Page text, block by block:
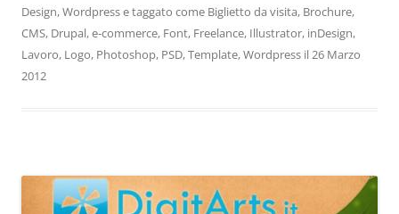
Design,Wordpresse taggato come Biglietto da visita, Brochure,
CMS, Drupal,e-commerce, Font, Freelance, Illustrator, inDesign,
Lavoro, Logo, Photoshop, PSD,Template,Wordpress il26 Marzo
2012